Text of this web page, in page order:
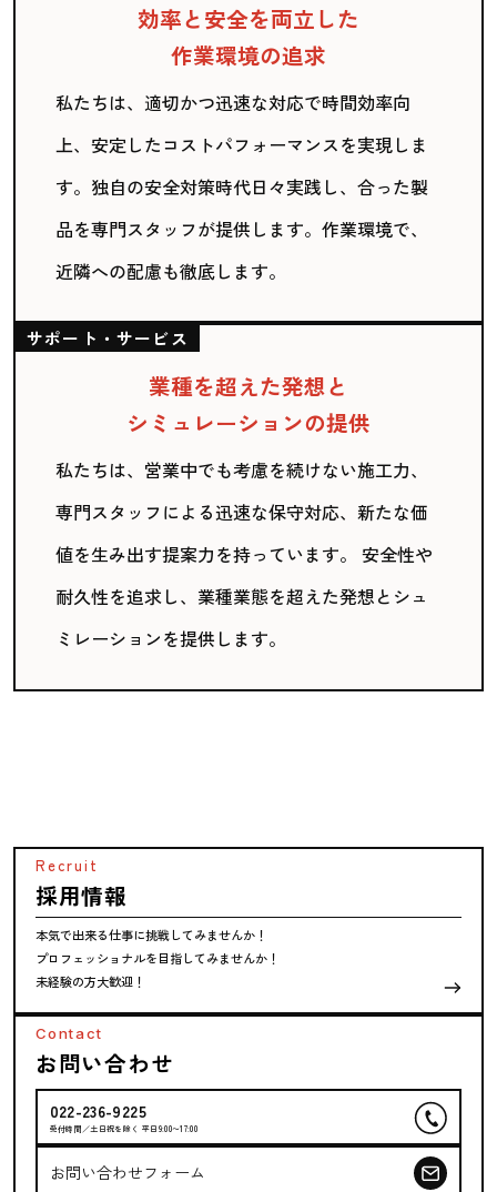
効率と安全を両立した
作業環境の追求
私たちは、適切かつ迅速な対応で時間効率向
上、安定したコストパフォーマンスを実現しま
す。独自の安全対策時代日々実践し、合った製
品を専門スタッフが提供します。作業環境で、
近隣への配慮も徹底します。
サポート・サービス
業種を超えた発想と
シミュレーションの提供
私たちは、営業中でも考慮を続けない施工力、
専門スタッフによる迅速な保守対応、新たな価
値を生み出す提案力を持っています。 安全性や
耐久性を追求し、業種業態を超えた発想とシュ
ミレーションを提供します。
Recruit
採用情報
本気で出来る仕事に挑戦してみませんか！
プロフェッショナルを目指してみませんか！
未経験の方大歓迎！
Contact
お問い合わせ
022-236-9225
受付時間／土日祝を除く 平日9:00〜17:00
お問い合わせフォーム